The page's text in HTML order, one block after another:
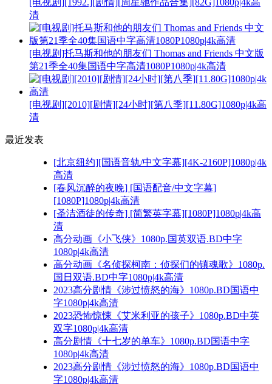
清
[电视剧]托马斯和他的朋友们 Thomas and Friends 中文版
第21季全40集国语中字高清1080P1080p|4k高清
[电视剧][2010][剧情][24小时][第八季][11.80G]1080p|4k高
清
最近发表
[北京纽约][国语音轨/中文字幕][4K-2160P]1080p|4k
高清
[春风沉醉的夜晚] [国语配音/中文字幕]
[1080P]1080p|4k高清
[圣洁酒徒的传奇] [简繁英字幕][1080P]1080p|4k高
清
高分动画《小飞侠》1080p.国英双语.BD中字
1080p|4k高清
高分动画《名侦探柯南：侦探们的镇魂歌》1080p.
国日双语.BD中字1080p|4k高清
2023高分剧情《涉过愤怒的海》1080p.BD国语中
字1080p|4k高清
2023恐怖惊悚《艾米利亚的孩子》1080p.BD中英
双字1080p|4k高清
高分剧情《十七岁的单车》1080p.BD国语中字
1080p|4k高清
2023高分剧情《涉过愤怒的海》1080p.BD国语中
字1080p|4k高清